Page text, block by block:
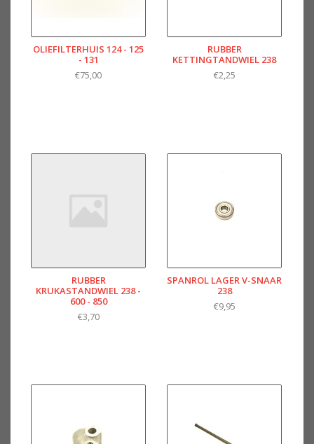
OLIEFILTERHUIS 124 - 125
- 131
€75,00
RUBBER
KETTINGTANDWIEL 238
€2,25
RUBBER
KRUKASTANDWIEL 238 -
600 - 850
€3,70
SPANROL LAGER V-SNAAR
238
€9,95